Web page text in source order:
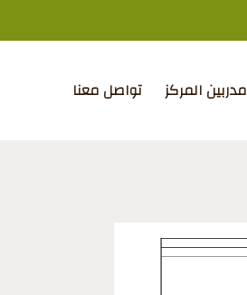
مدربين المركز تواصل معنا